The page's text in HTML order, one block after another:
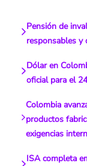
Pensión de
responsables y
Dólar en
oficial para el
Colombia
productos
exigencias
ISA completa